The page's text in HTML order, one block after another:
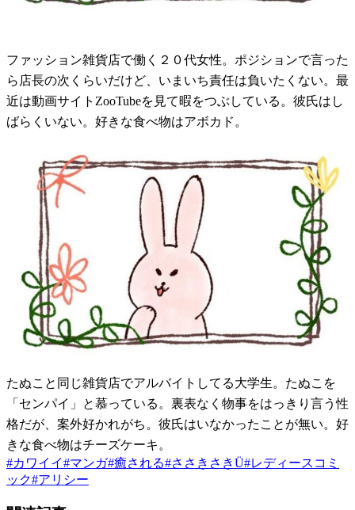
ファッション雑貨店で働く２０代女性。ポジションで言った
ら店長の次くらいだけど、いまいち責任は負いたくない。最
近は動画サイトZooTubeを見て暇をつぶしている。彼氏はし
ばらくいない。好きな食べ物はアボカド。
たぬこと同じ雑貨店でアルバイトしてる大学生。たぬこを
「センパイ」と慕っている。裏表なく物事をはっきり言う性
格だが、案外好かれがち。彼氏はいなかったことが無い。好
きな食べ物はチーズケーキ。
#カワイイ#マンガ#癒される#ささきさきÜ#レディースコミ
ック#アリシー